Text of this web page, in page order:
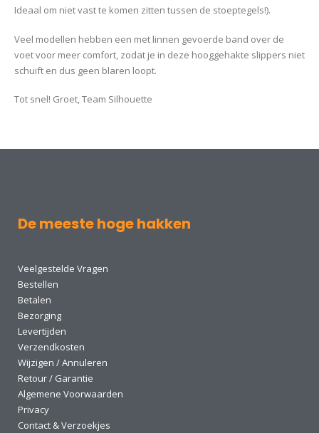
Ideaal om niet vast te komen zitten tussen de stoeptegels!).
Veel modellen hebben een met linnen gevoerde band over de
voet voor meer comfort, zodat je in deze hooggehakte slippers niet
schuift en dus geen blaren loopt.
Tot snel! Groet, Team Silhouette
De meeste hoge hakken
Veelgestelde Vragen
Bestellen
Betalen
Bezorging
Levertijden
Verzendkosten
Wijzigen / Annuleren
Retour / Garantie
Algemene Voorwaarden
Privacy
Contact & Verzoekjes